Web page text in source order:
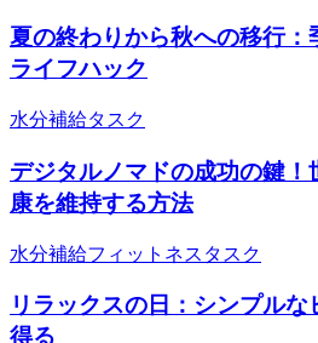
夏の終わりから秋への移行：
ライフハック
水分補給タスク
デジタルノマドの成功の鍵！
康を維持する方法
水分補給フィットネス タスク
リラックスの日：シンプル
得る